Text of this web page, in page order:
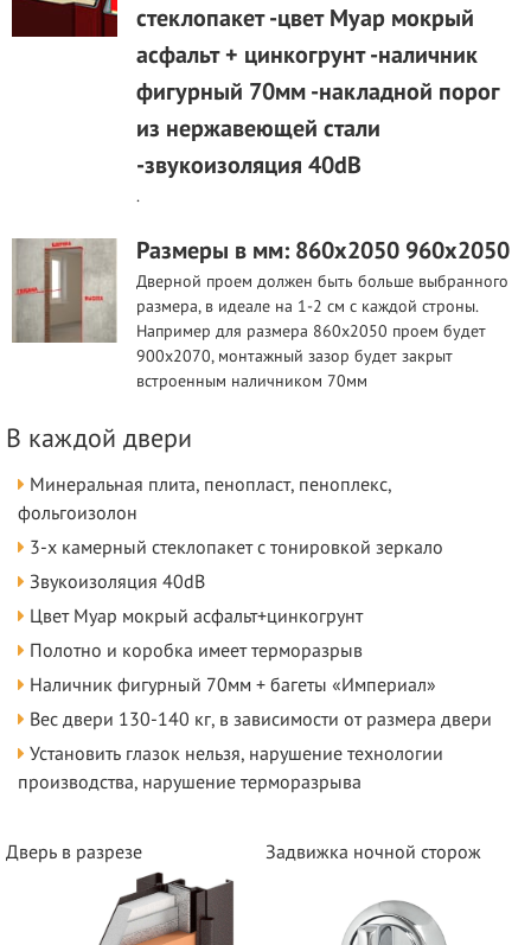
стеклопакет -цвет Муар мокрый
асфальт + цинкогрунт -наличник
фигурный 70мм -накладной порог
из нержавеющей стали
-звукоизоляция 40dB
.
Размеры в мм: 860х2050 960х2050
Дверной проем должен быть больше выбранного
размера, в идеале на 1-2 см с каждой строны.
Например для размера 860х2050 проем будет
900х2070, монтажный зазор будет закрыт
встроенным наличником 70мм
В каждой двери
Минеральная плита, пенопласт, пеноплекс,
фольгоизолон
3-х камерный стеклопакет с тонировкой зеркало
Звукоизоляция 40dB
Цвет Муар мокрый асфальт+цинкогрунт
Полотно и коробка имеет терморазрыв
Наличник фигурный 70мм + багеты «Империал»
Вес двери 130-140 кг, в зависимости от размера двери
Установить глазок нельзя, нарушение технологии
производства, нарушение терморазрыва
Дверь в разрезе Задвижка ночной сторож